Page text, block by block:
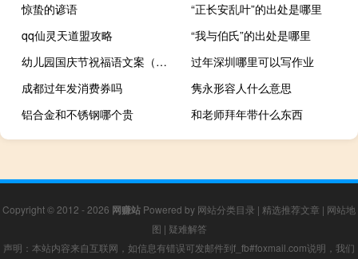
惊蛰的谚语
“正长安乱叶”的出处是哪里
qq仙灵天道盟攻略
“我与伯氏”的出处是哪里
幼儿园国庆节祝福语文案（幼儿园国庆节祝福语）
过年深圳哪里可以写作业
成都过年发消费券吗
隽永形容人什么意思
铝合金和不锈钢哪个贵
和老师拜年带什么东西
Copyright © 2012 - 2026 网赚站 Powered by 网站分类目录 | 精选推荐文章 | 网站地
图 | 疑难解答
声明：本站内容来自互联网，如信息有错误可发邮件到f_fb#foxmail.com说明，我们